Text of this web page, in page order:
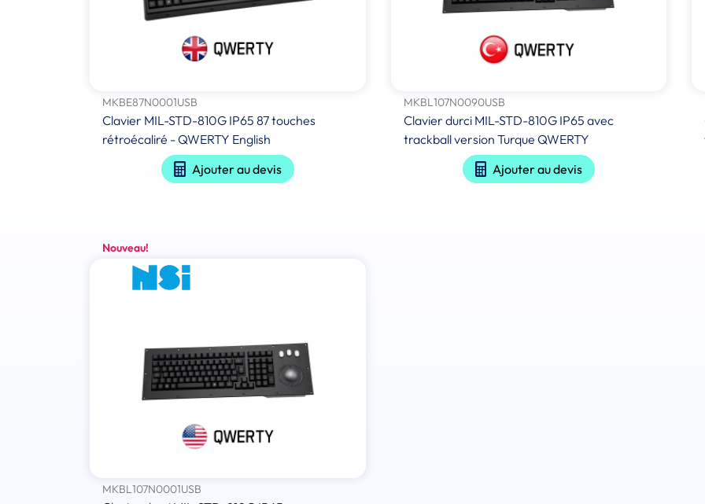
MKBE87N0001USB
Clavier MIL-STD-810G IP65 87 touches
rétroécaliré - QWERTY English
Ajouter au devis
MKBL107N0090USB
Clavier durci MIL-STD-810G IP65 avec
trackball version Turque QWERTY
Ajouter au devis
Nouveau!
MKBL107N0001USB